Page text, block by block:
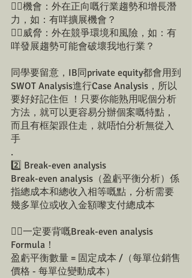
👉🏻機會：外在正向嘅行業趨勢和增長潛
力，如：有咩擴展機會？
👉🏻威脅：外在競爭環境和風險，如：有
咩發展趨勢可能會破壞我地行業？
同學要留意，IB同private equity都會用到
SWOT Analysis進行Case Analysis，所以
要好好記住佢 ！只要你能熟用呢個分析
方法，就可以更容易分辦個案嘅特點，
而且有框架跟住走，就唔怕分析無從入
手
.
2️⃣ Break-even analysis
Break-even analysis（盈虧平衡分析）係
指總成本和總收入相等嘅點，分析需要
幾多單位或收入金額嚟支付總成本
👉🏻一定要背嘅Break-even analysis
Formula！
盈虧平衡數量 = 固定成本 /（每單位銷售
價格 - 每單位變動成本）